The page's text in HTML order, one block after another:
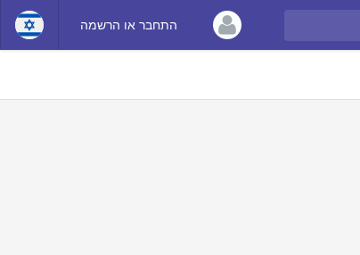
התחבר או הרשמה